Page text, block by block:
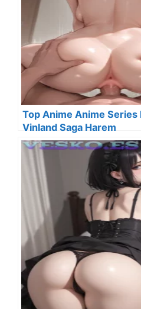
Top Anime Anime Series
Vinland Saga Harem